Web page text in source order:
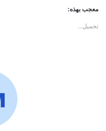
معجب بهذه:
تحميل...